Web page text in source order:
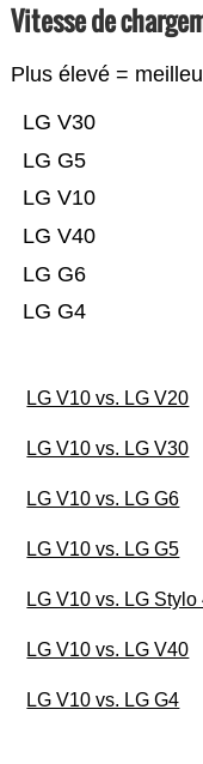
Vitesse de
Plus élevé =
LG G4
LG G6
LG V40
LG V10
LG G5
LG V30
LG V10 vs. LG V20
LG V10 vs. LG V30
LG V10 vs. LG G6
LG V10 vs. LG G5
LG V10 vs. LG Stylo
LG V10 vs. LG V40
LG V10 vs. LG G4